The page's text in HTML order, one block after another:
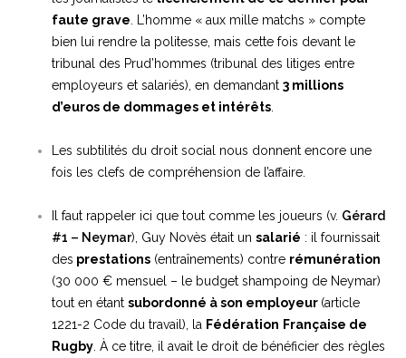
faute grave . L’homme « aux mille matchs » compte
bien lui rendre la politesse, mais cette fois devant le
tribunal des Prud’hommes (tribunal des litiges entre
employeurs et salariés), en demandant 3 millions
d’euros de dommages et intérêts
Les subtilités du droit social nous donnent encore une
fois les clefs de compréhension de l’affaire.
Il faut rappeler ici que tout comme les joueurs (v. Gérard
#1 – Neymar), Guy Novès était un salarié : il fournissait
des prestations (entraînements) contre rémunération
(30 000 € mensuel – le budget shampoing de Neymar)
tout en étant subordonné à son employeur (article
1221-2 Code du travail), la Fédération Française de
Rugby . À ce titre, il avait le droit de bénéficier des règles